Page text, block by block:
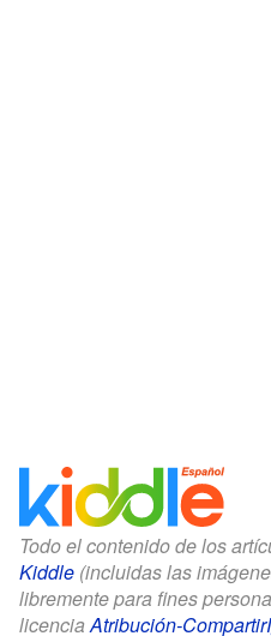
Todo el contenido de los
Kiddle (incluidas las
libremente para fines
licenciaAtribución-